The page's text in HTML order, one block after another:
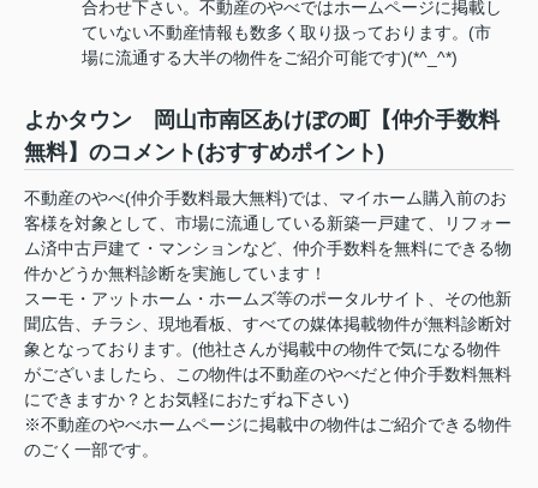
合わせ下さい。不動産のやべではホームページに掲載し
ていない不動産情報も数多く取り扱っております。(市
場に流通する大半の物件をご紹介可能です)(*^_^*)
よかタウン 岡山市南区あけぼの町【仲介手数料
無料】のコメント(おすすめポイント)
不動産のやべ(仲介手数料最大無料)では、マイホーム購入前のお
客様を対象として、市場に流通している新築一戸建て、リフォー
ム済中古戸建て・マンションなど、仲介手数料を無料にできる物
件かどうか無料診断を実施しています！
スーモ・アットホーム・ホームズ等のポータルサイト、その他新
聞広告、チラシ、現地看板、すべての媒体掲載物件が無料診断対
象となっております。(他社さんが掲載中の物件で気になる物件
がございましたら、この物件は不動産のやべだと仲介手数料無料
にできますか？とお気軽におたずね下さい)
※不動産のやべホームページに掲載中の物件はご紹介できる物件
のごく一部です。